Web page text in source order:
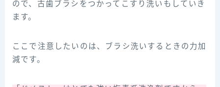
ので、古歯ブラシをつかってこすり洗いもしていき
ます。
ここで注意したいのは、ブラシ洗いするときの力加
減です。